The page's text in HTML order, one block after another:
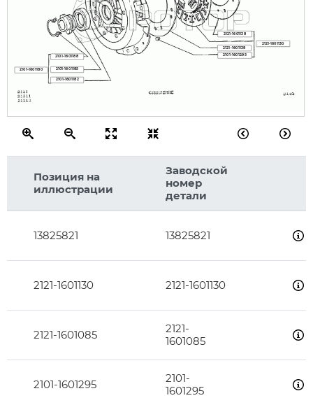
2121-1601130
2101-1601295
2101-1601180 2101-1601185
2121-1601138
2121-1601138
2101-1601182
2101-1601188
Позиция на
иллюстрации
Заводской
номер
детали
13825821 13825821
2121-1601130 2121-1601130
2121-1601085
2121-
1601085
2101-1601295
2101-
1601295